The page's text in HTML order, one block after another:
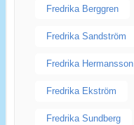
Fredrika Berggren
Fredrika Sandström
Fredrika Hermansson
Fredrika Ekström
Fredrika Sundberg